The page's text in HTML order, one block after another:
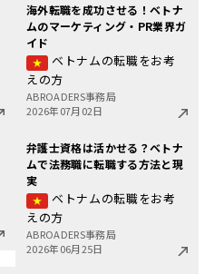
海外転職を成功させる！ベトナ
ムのマーケティング・PR業界ガ
イド
ベトナムの転職をお考
えの方
ABROADERS事務局
2026年07月02日
弁護士資格は活かせる？ベトナ
ムで法務職に転職する方法と現
実
ベトナムの転職をお考
えの方
ABROADERS事務局
2026年06月25日